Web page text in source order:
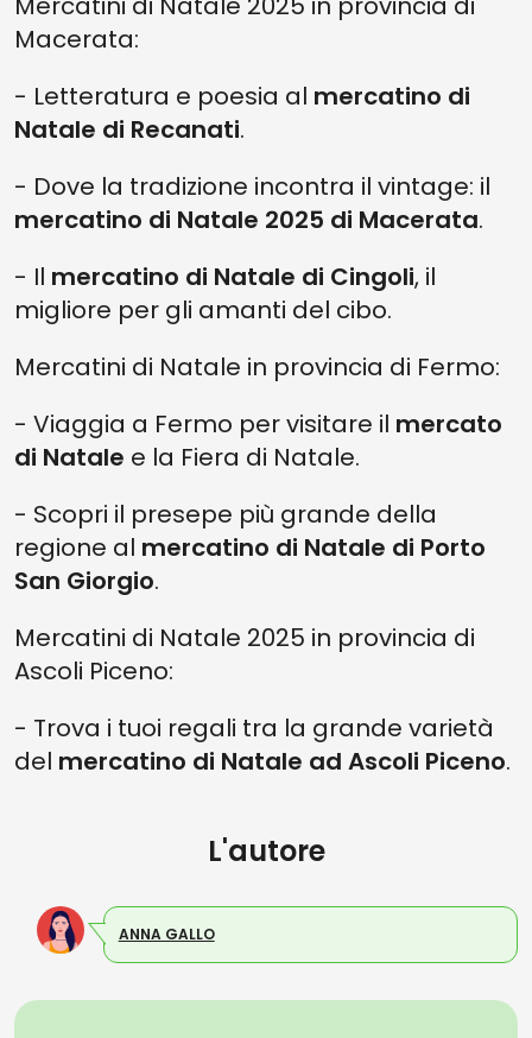
Macerata:
- Letteratura e poesia al mercatino di
Natale di Recanati.
- Dove la tradizione incontra il vintage: il
mercatino di Natale 2025 di Macerata.
- Il mercatino di Natale di Cingoli, il
migliore per gli amanti del cibo.
Mercatini di Natale in provincia di Fermo:
- Viaggia a Fermo per visitare il mercato
di Natale e la Fiera di Natale.
- Scopri il presepe più grande della
regione al mercatino di Natale di Porto
San Giorgio.
Mercatini di Natale 2025 in provincia di
Ascoli Piceno:
- Trova i tuoi regali tra la grande varietà
del mercatino di Natale ad Ascoli Piceno.
L'autore
ANNA GALLO